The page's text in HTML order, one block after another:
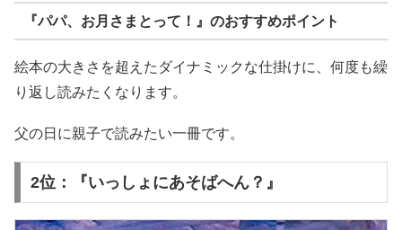
『パパ、お月さまとって！』のおすすめポイント
絵本の大きさを超えたダイナミックな仕掛けに、何度も繰
り返し読みたくなります。
父の日に親子で読みたい一冊です。
2位：『いっしょにあそばへん？』